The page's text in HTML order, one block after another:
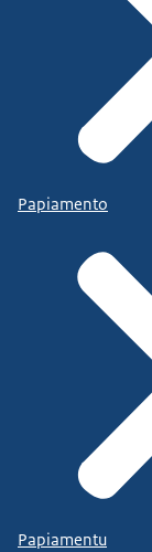
Papiamento
Papiamentu